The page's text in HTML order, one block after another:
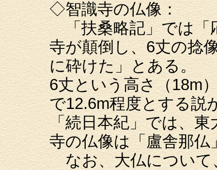
◇智識寺の仏像：
「扶桑略記」では「
寺が顛倒し、6丈の捻
に砕けた」とある。
6丈という高さ（18m
で12.6m程度とする説
「続日本紀」では、
寺の仏像は「盧舎那
なお、大仏について